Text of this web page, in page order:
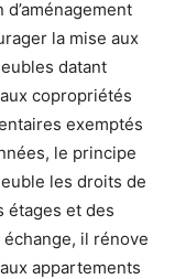
d’aménagement
la mise aux
datant
copropriétés
exemptés
le principe
les droits de
étages et des
il rénove
appartements